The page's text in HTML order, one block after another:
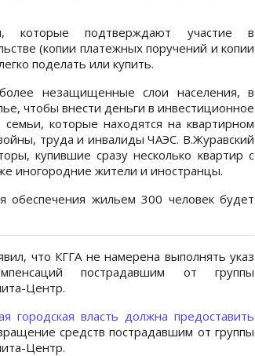
которые подтверждают участие в
(копии платежных поручений и копии
поделать или купить.
незащищенные слои населения, в
чтобы внести деньги в инвестиционное
которые находятся на квартирном
труда и инвалиды ЧАЭС. В.Журавский
купившие сразу несколько квартир с
иногородние жители и иностранцы.
обеспечения жильем 300 человек будет
что КГГА не намерена выполнять указ
пострадавшим от группы
Центр.
городская власть должна предоставить
средств пострадавшим от группы
Центр.